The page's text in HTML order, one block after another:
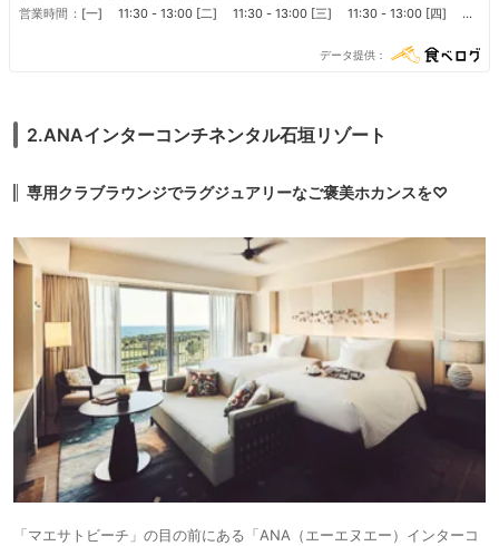
営業時間
[一] 11:30 - 13:00 [二] 11:30 - 13:00 [三] 11:30 - 13:00 [四]
データ提供
2.ANAインターコンチネンタル石垣リゾート
専用クラブラウンジでラグジュアリーなご褒美ホカンスを♡
「マエサトビーチ」の目の前にある「ANA（エーエヌエー）インターコ